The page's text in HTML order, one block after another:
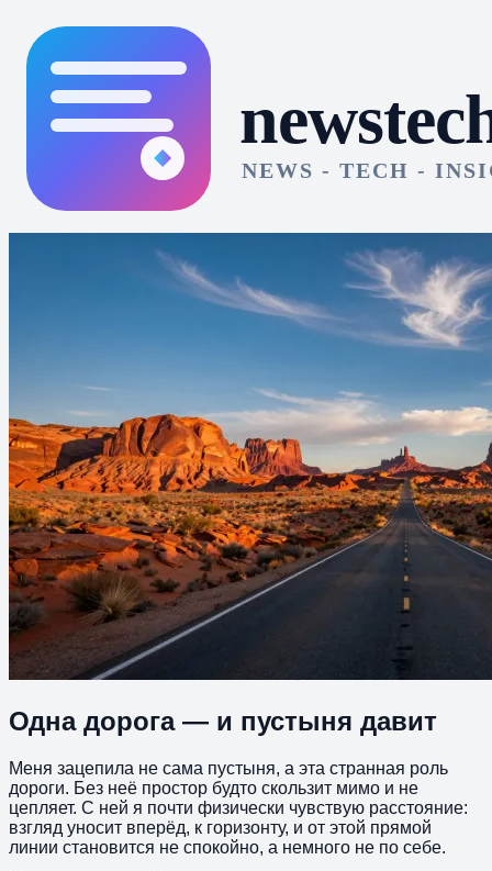
Одна дорога — и пустыня давит
Меня зацепила не сама пустыня, а эта странная роль
дороги. Без неё простор будто скользит мимо и не
цепляет. С ней я почти физически чувствую расстояние:
взгляд уносит вперёд, к горизонту, и от этой прямой
линии становится не спокойно, а немного не по себе.